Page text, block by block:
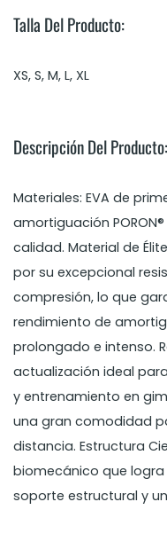
Talla Del Producto:
XS, S, M, L, XL
Descripción Del Producto:
Materiales: EVA de
amortiguación
calidad. Material de
por su excepcional
compresión, lo que
rendimiento de
prolongado e intenso.
actualización ideal
y entrenamiento en
una gran comodidad
distancia. Estructura
biomecánico que
soporte estructural y